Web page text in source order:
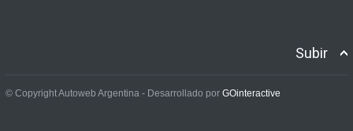
Subir
© Copyright Autoweb Argentina - Desarrollado por GOinteractive